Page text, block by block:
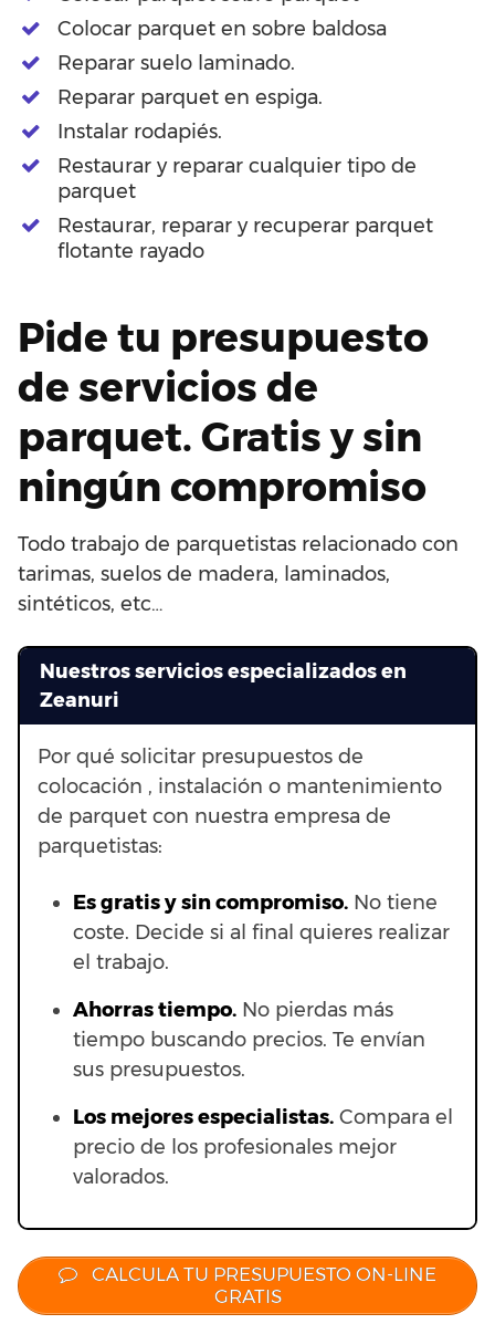
Colocar parquet en sobre baldosa
Reparar suelo laminado.
Reparar parquet en espiga.
Instalar rodapiés.
Restaurar y reparar cualquier tipo de
parquet
Restaurar, reparar y recuperar parquet
flotante rayado
Pide tu presupuesto
de servicios de
parquet. Gratis y sin
ningún compromiso
Todo trabajo de parquetistas relacionado con
tarimas, suelos de madera, laminados,
sintéticos, etc…
Nuestros servicios especializados en
Zeanuri
Por qué solicitar presupuestos de
colocación , instalación o mantenimiento
de parquet con nuestra empresa de
parquetistas:
Es gratis y sin compromiso. No tiene
coste. Decide si al final quieres realizar
el trabajo.
Ahorras tiempo. No pierdas más
tiempo buscando precios. Te envían
sus presupuestos.
Los mejores especialistas. Compara el
precio de los profesionales mejor
valorados.
CALCULA TU PRESUPUESTO ON-LINE
GRATIS